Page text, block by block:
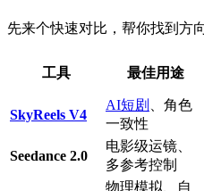
先来个快速对比，帮你找到方
工具 最佳用途
SkyReels V4
AI短剧
、角色
一致性
Seedance 2.0
电影级运镜、
多参考控制
物理模拟、自